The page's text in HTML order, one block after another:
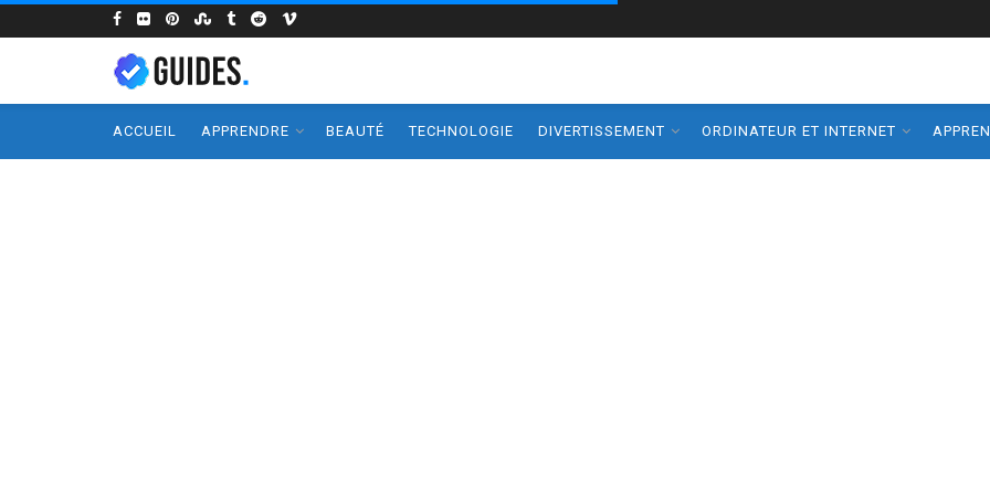
ACCUEIL APPRENDRE BEAUTÉ TECHNOLOGIE DIVERTISSEMENT ORDINATEUR ET INTERNET